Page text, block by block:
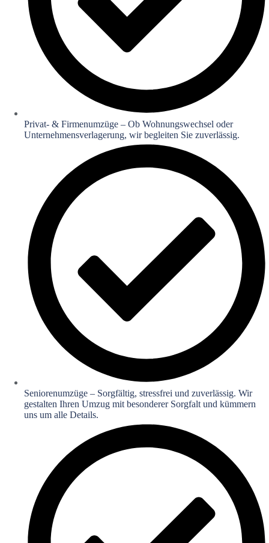
Privat- & Firmenumzüge – Ob Wohnungswechsel oder
Unternehmensverlagerung, wir begleiten Sie zuverlässig.
Seniorenumzüge – Sorgfältig, stressfrei und zuverlässig. Wir
gestalten Ihren Umzug mit besonderer Sorgfalt und kümmern
uns um alle Details.